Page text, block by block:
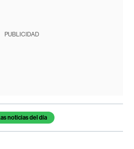
PUBLICIDAD
noticias del día